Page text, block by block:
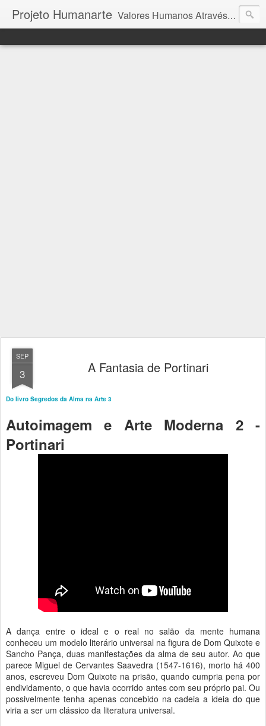
Projeto Humanarte Valores Humanos Através da Arte
SEP
3 A Fantasia de Portinari
Do livro Segredos da Alma na Arte 3
Autoimagem e Arte Moderna 2 -
Portinari
A dança entre o ideal e o real no salão da mente humana
conheceu um modelo literário universal na figura de Dom Quixote e
Sancho Pança, duas manifestações da alma de seu autor. Ao que
parece Miguel de Cervantes Saavedra (1547-1616), morto há 400
anos, escreveu Dom Quixote na prisão, quando cumpria pena por
endividamento, o que havia ocorrido antes com seu próprio pai. Ou
possivelmente tenha apenas concebido na cadeia a ideia do que
viria a ser um clássico da literatura universal.